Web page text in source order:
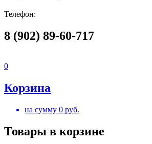
Телефон:
8 (902) 89-60-717
0
Корзина
на сумму 0 руб.
Товары в корзине